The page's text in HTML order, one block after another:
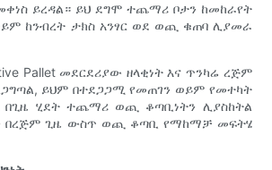
ይረዳል። ይህ ደግሞ ተጨማሪ ቦታን ከመከራየት
ከንብረት ታክስ አንፃር ወደ ወጪ ቁጠባ ሊያመራ
Pallet መደርደሪያው ዘላቂነት እና ጥንካሬ ረጅም
ይህም በተደጋጋሚ የመጠገን ወይም የመተካት
በጊዜ ሂደት ተጨማሪ ወጪ ቆጣቢነትን ሊያስከትል
በረጅም ጊዜ ውስጥ ወጪ ቆጣቢ የማከማቻ መፍትሄ